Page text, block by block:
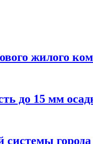
жилого
до 15 мм
системы города